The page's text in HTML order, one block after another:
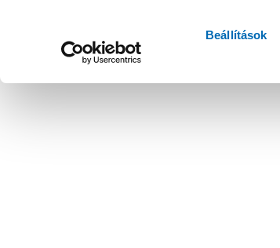
Beállítások